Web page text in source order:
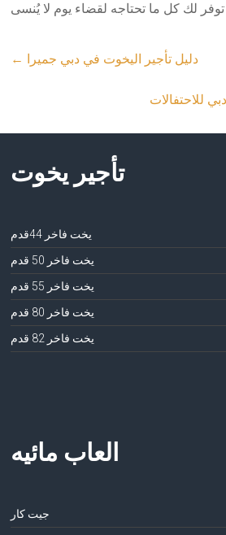
← دليل تأجير اليخوت في دبي جميرا
تأجير يخوت
يخت فاخر 44قدم
يخت فاخر 50 قدم
يخت فاخر 55 قدم
يخت فاخر 80 قدم
يخت فاخر 82 قدم
العاب مائيه
جيت كار